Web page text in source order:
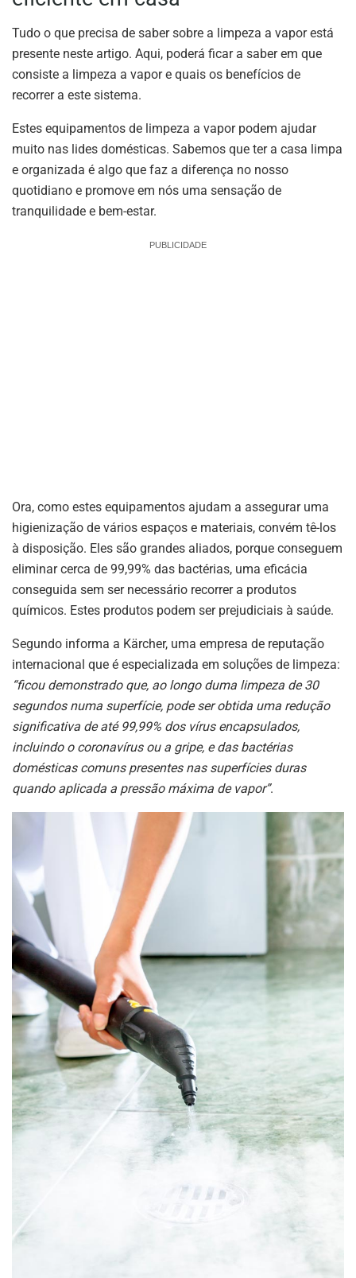
Tudo o que precisa de saber sobre a limpeza a vapor está
presente neste artigo. Aqui, poderá ficar a saber em que
consiste a limpeza a vapor e quais os benefícios de
recorrer a este sistema.
Estes equipamentos de limpeza a vapor podem ajudar
muito nas lides domésticas. Sabemos que ter a casa limpa
e organizada é algo que faz a diferença no nosso
quotidiano e promove em nós uma sensação de
tranquilidade e bem-estar.
PUBLICIDADE
Ora, como estes equipamentos ajudam a assegurar uma
higienização de vários espaços e materiais, convém tê-los
à disposição. Eles são grandes aliados, porque conseguem
eliminar cerca de 99,99% das bactérias, uma eficácia
conseguida sem ser necessário recorrer a produtos
químicos. Estes produtos podem ser prejudiciais à saúde.
Segundo informa a Kärcher, uma empresa de reputação
internacional que é especializada em soluções de limpeza:
“ficou demonstrado que, ao longo duma limpeza de 30
segundos numa superfície, pode ser obtida uma redução
significativa de até 99,99% dos vírus encapsulados,
incluindo o coronavírus ou a gripe, e das bactérias
domésticas comuns presentes nas superfícies duras
quando aplicada a pressão máxima de vapor”.